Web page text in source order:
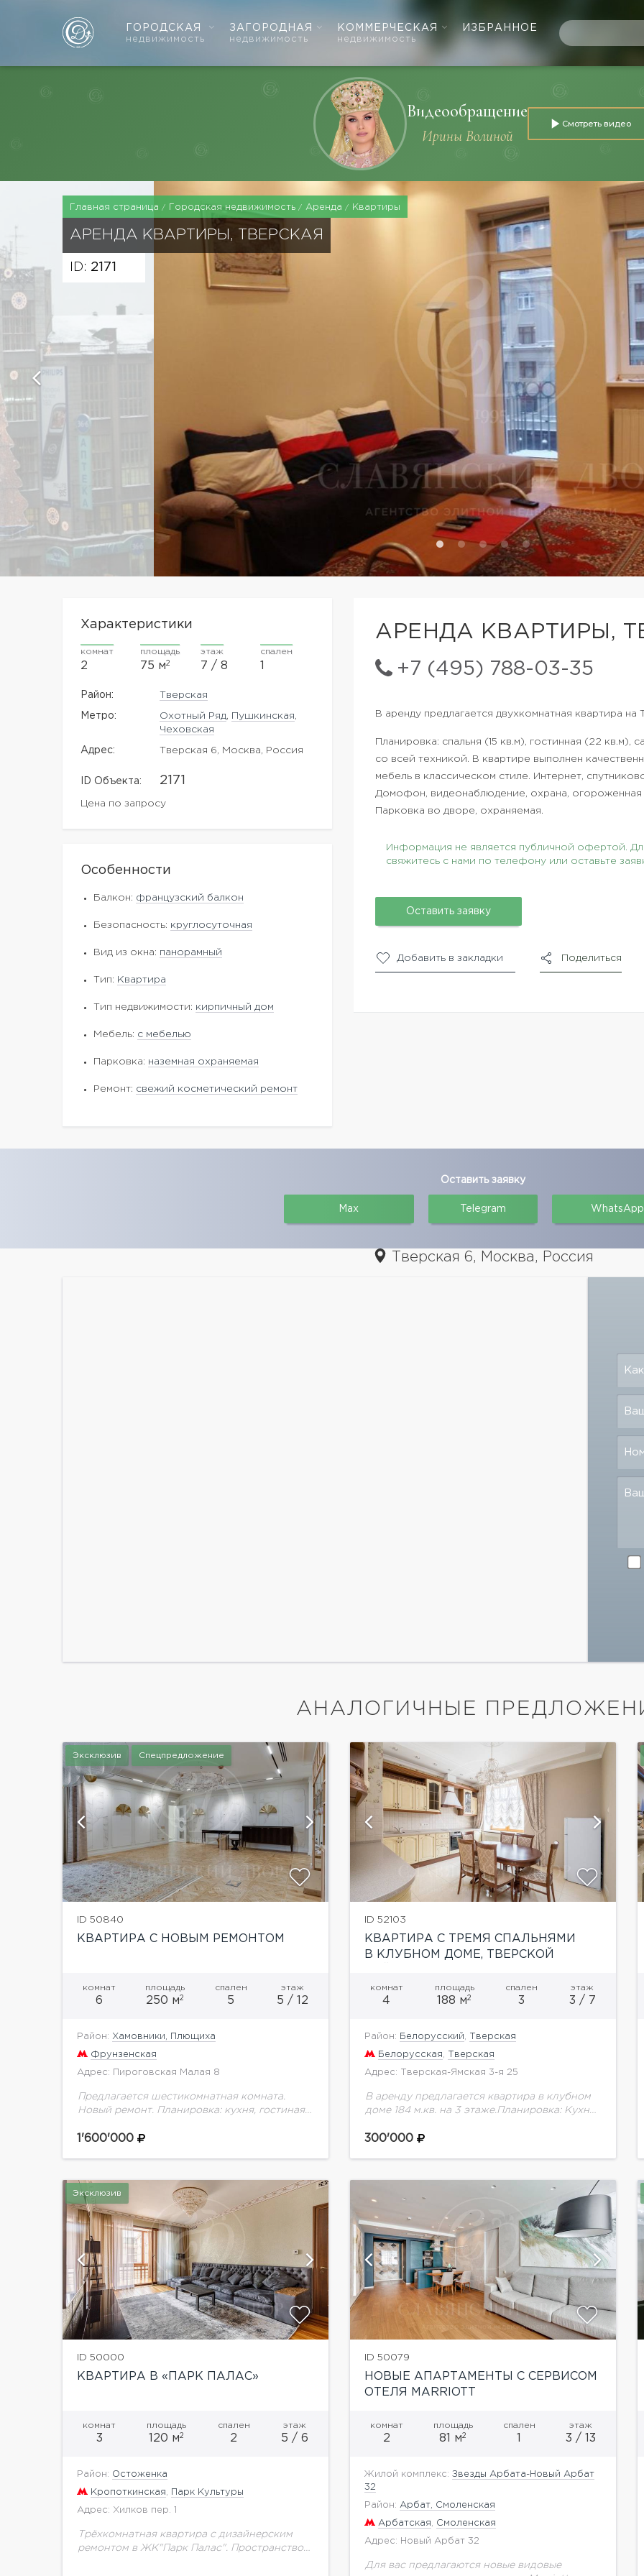
ГОРОДСКАЯ
недвижимость
ЗАГОРОДНАЯ
недвижимость
КОММЕРЧЕСКАЯ
недвижимость
ИЗБРАННОЕ
Видеообращение
Ирины Волиной
Смотреть видео
Главная страница Городская недвижимость Аренда Квартиры
АРЕНДА КВАРТИРЫ, ТВЕРСКАЯ
ID: 2171
АРЕНДА КВАРТИРЫ,
+7 (495) 788-03-35
Характеристики
комнат
2
площадь
75 м2
этаж
7 / 8
спален
Район: Тверская
Метро: Охотный Ряд Пушкинская
Чеховская
Адрес: Тверская 6, Москва, Россия
ID Объекта: 2171
Цена по запросу
Особенности
Балкон: французский балкон
Безопасность: круглосуточная
Вид из окна: панорамный
Тип: Квартира
Тип недвижимости: кирпичный дом
Мебель: с мебелью
Парковка: наземная охраняемая
Ремонт: свежий косметический ремонт
В аренду предлагается двухкомнатная квартира
Планировка: спальня (15 кв.м), гостинная (22 кв.м),
со всей техникой. В квартире выполнен
мебель в классическом стиле. Интернет,
Домофон, видеонаблюдение, охрана, огороженная
Парковка во дворе, охраняемая.
Информация не является публичной офертой.
свяжитесь с нами по телефону или оставьте
Оставить заявку
Добавить в закладки Поделиться
Оставить заявку
Max Telegram WhatsApp
Тверская 6, Москва, Россия
АНАЛОГИЧНЫЕ
Эксклюзив Спецпредложение
ID 50840
КВАРТИРА С НОВЫМ РЕМОНТОМ
комнат
6
площадь
250 м2
спален
5
этаж
5 / 12
Район: Хамовники, Плющиха
Фрунзенская
Адрес: Пироговская Малая 8
Предлагается шестикомнатная комната.
Новый ремонт. Планировка: кухня, гостиная-
постирочная. Презентабельная входная
от компании...
1'600'000
показать ещё 40 фотографий
ID 52103
КВАРТИРА С ТРЕМЯ СПАЛЬНЯМИ
В КЛУБНОМ ДОМЕ, ТВЕРСКОЙ
комнат
4
площадь
188 м2
спален
3
этаж
3 / 7
Район: Белорусский Тверская
Белорусская Тверская
Адрес: Тверская-Ямская 3-я 25
В аренду предлагается квартира в клубном
доме 184 м.кв. на 3 этаже.Планировка: Кухня-
спальня с санузлом и гардеробной 2
300'000
показать ещё 10 фотографий
Эксклюзив
ID 50000
КВАРТИРА В «ПАРК ПАЛАС»
комнат
3
площадь
120 м2
спален
2
этаж
5 / 6
Район: Остоженка
Кропоткинская Парк Культуры
Адрес: Хилков пер. 1
Трёхкомнатная квартира с дизайнерским
ремонтом в ЖК"Парк Палас". Пространство
показать ещё 16 фотографий
ID 50079
НОВЫЕ АПАРТАМЕНТЫ С СЕРВИСОМ
ОТЕЛЯ MARRIOTT
комнат
2
площадь
81 м2
спален этаж
3 / 13
Жилой комплекс: Звезды Арбата-Новый Арбат
32
Район: Арбат, Смоленская
Арбатская Смоленская
Адрес: Новый Арбат 32
Для вас предлагаются новые видовые
показать ещё 25 фотографий